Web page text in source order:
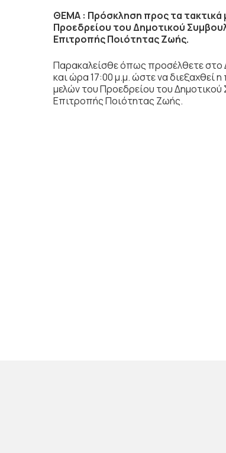
ΘΕΜΑ : Πρόσκληση προς τα τακτικά
Προεδρείου του Δημοτικού
Επιτροπής Ποιότητας Ζωής.
Παρακαλείσθε όπως προσέλθετε στο
και ώρα 17:00 μ.μ. ώστε να διεξαχθεί
μελών του Προεδρείου του Δημοτικού
Επιτροπής Ποιότητας Ζωής.